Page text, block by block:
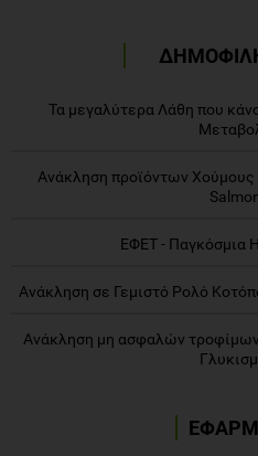
Τα μεγαλύτερα Λάθη που
Ανάκληση προϊόντων
ΕΦΕΤ - Παγκόσμια
Ανάκληση σε Γεμιστό Ρολό
Ανάκληση μη ασφαλών